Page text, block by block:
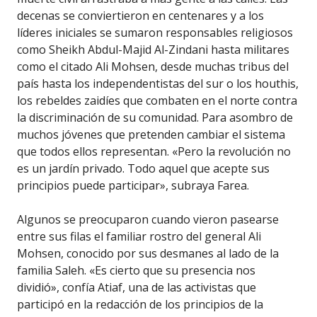
decenas se conviertieron en centenares y a los
líderes iniciales se sumaron responsables religiosos
como Sheikh Abdul-Majid Al-Zindani hasta militares
como el citado Ali Mohsen, desde muchas tribus del
país hasta los independentistas del sur o los houthis,
los rebeldes zaidíes que combaten en el norte contra
la discriminación de su comunidad. Para asombro de
muchos jóvenes que pretenden cambiar el sistema
que todos ellos representan. «Pero la revolución no
es un jardín privado. Todo aquel que acepte sus
principios puede participar», subraya Farea.
Algunos se preocuparon cuando vieron pasearse
entre sus filas el familiar rostro del general Ali
Mohsen, conocido por sus desmanes al lado de la
familia Saleh. «Es cierto que su presencia nos
dividió», confía Atiaf, una de las activistas que
participó en la redacción de los principios de la